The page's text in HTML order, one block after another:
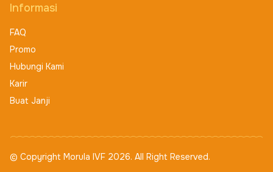
Informasi
FAQ
Promo
Hubungi Kami
Karir
Buat Janji
© Copyright Morula IVF 2026. All Right Reserved.